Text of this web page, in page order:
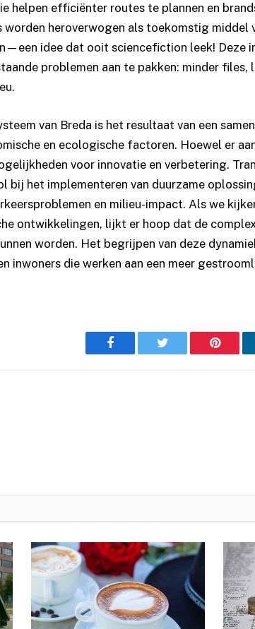
helpen efficiënter routes te plannen en
worden heroverwogen als toekomstig
idee dat ooit sciencefiction leek! Deze
problemen aan te pakken: minder files,
van Breda is het resultaat van een
en ecologische factoren. Hoewel er
voor innovatie en verbetering.
bij het implementeren van duurzame
en milieu-impact. Als we
ontwikkelingen, lijkt er hoop dat de
worden. Het begrijpen van deze
inwoners die werken aan een meer
Facebook Twitter